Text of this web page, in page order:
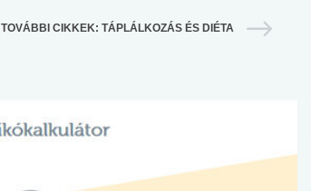
TOVÁBBI CIKKEK: TÁPLÁLKOZÁS ÉS DIÉTA